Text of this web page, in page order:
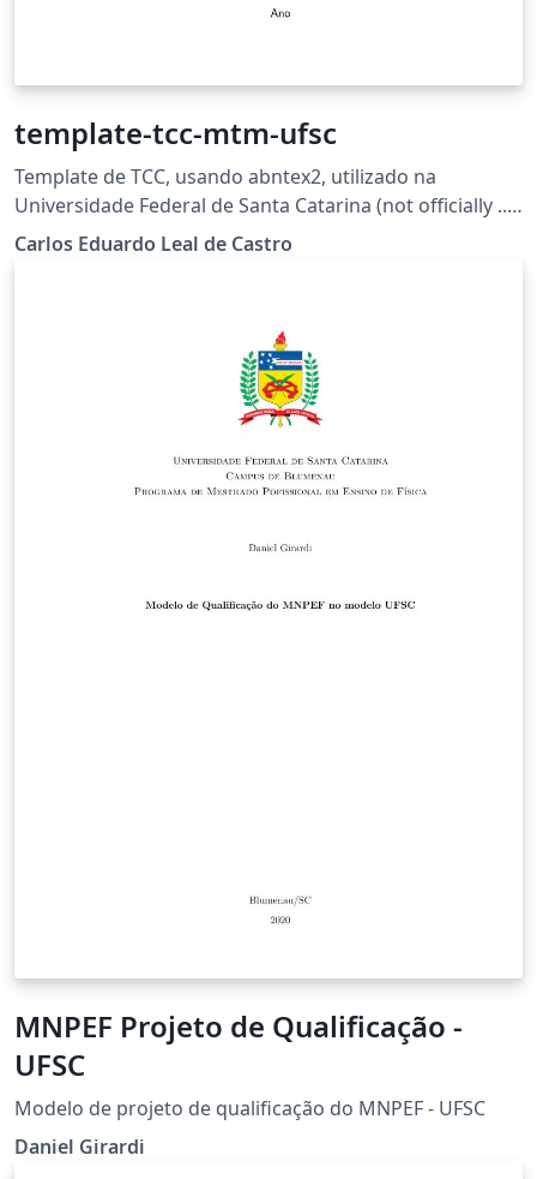
template-tcc-mtm-ufsc
Template de TCC, usando abntex2, utilizado na
Universidade Federal de Santa Catarina (not officially ...
yet).
Carlos Eduardo Leal de Castro
MNPEF Projeto de Qualificação -
UFSC
Modelo de projeto de qualificação do MNPEF - UFSC
Daniel Girardi